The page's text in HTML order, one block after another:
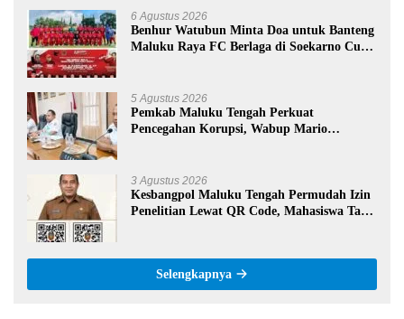
6 Agustus 2026
Benhur Watubun Minta Doa untuk Banteng
Maluku Raya FC Berlaga di Soekarno Cup
5 Agustus 2026
Pemkab Maluku Tengah Perkuat
Pencegahan Korupsi, Wabup Mario
3 Agustus 2026
Kesbangpol Maluku Tengah Permudah Izin
Penelitian Lewat QR Code, Mahasiswa Tak
Selengkapnya